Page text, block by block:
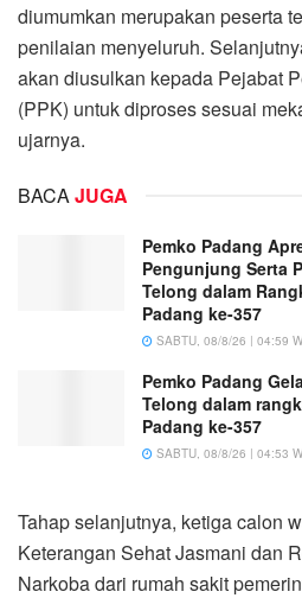
diumumkan merupakan peserta
penilaian menyeluruh.
akan diusulkan kepada Pejabat
(PPK) untuk diproses sesuai
ujarnya.
BACAJUGA
Pemko Padang
Pengunjung Serta
Telong dalam
Padang ke-357
SABTU, 08/8/26 | 04:59
Pemko Padang
Telong dalam
Padang ke-357
SABTU, 08/8/26 | 04:53
Tahap selanjutnya, ketiga calon
Keterangan Sehat Jasmani dan
Narkoba dari rumah sakit